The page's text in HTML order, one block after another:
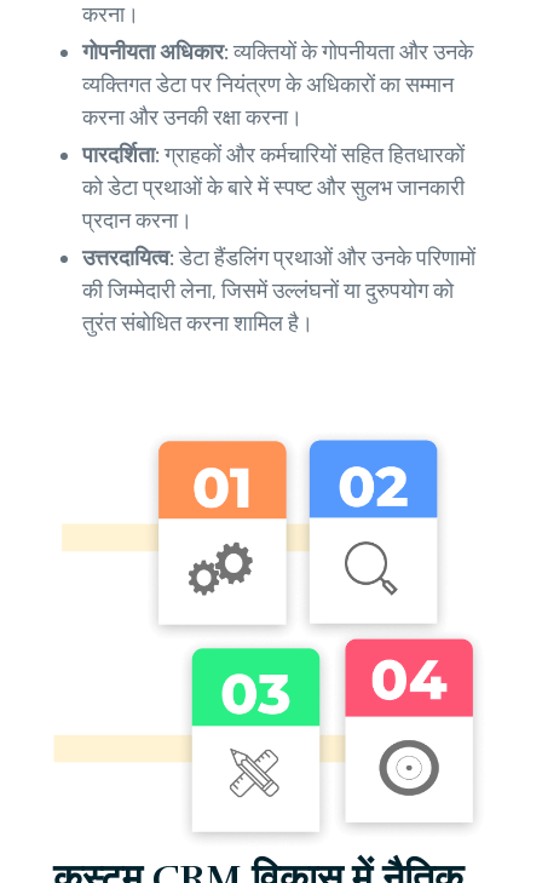
करना।
गोपनीयता अधिकार:व्यक्तियों के गोपनीयता और उनके
व्यक्तिगत डेटा पर नियंत्रण के अधिकारों का सम्मान
करना और उनकी रक्षा करना।
पारदर्शिता:ग्राहकों और कर्मचारियों सहित हितधारकों
को डेटा प्रथाओं के बारे में स्पष्ट और सुलभ जानकारी
प्रदान करना।
उत्तरदायित्व:डेटा हैंडलिंग प्रथाओं और उनके परिणामों
की जिम्मेदारी लेना, जिसमें उल्लंघनों या दुरुपयोग को
तुरंत संबोधित करना शामिल है।